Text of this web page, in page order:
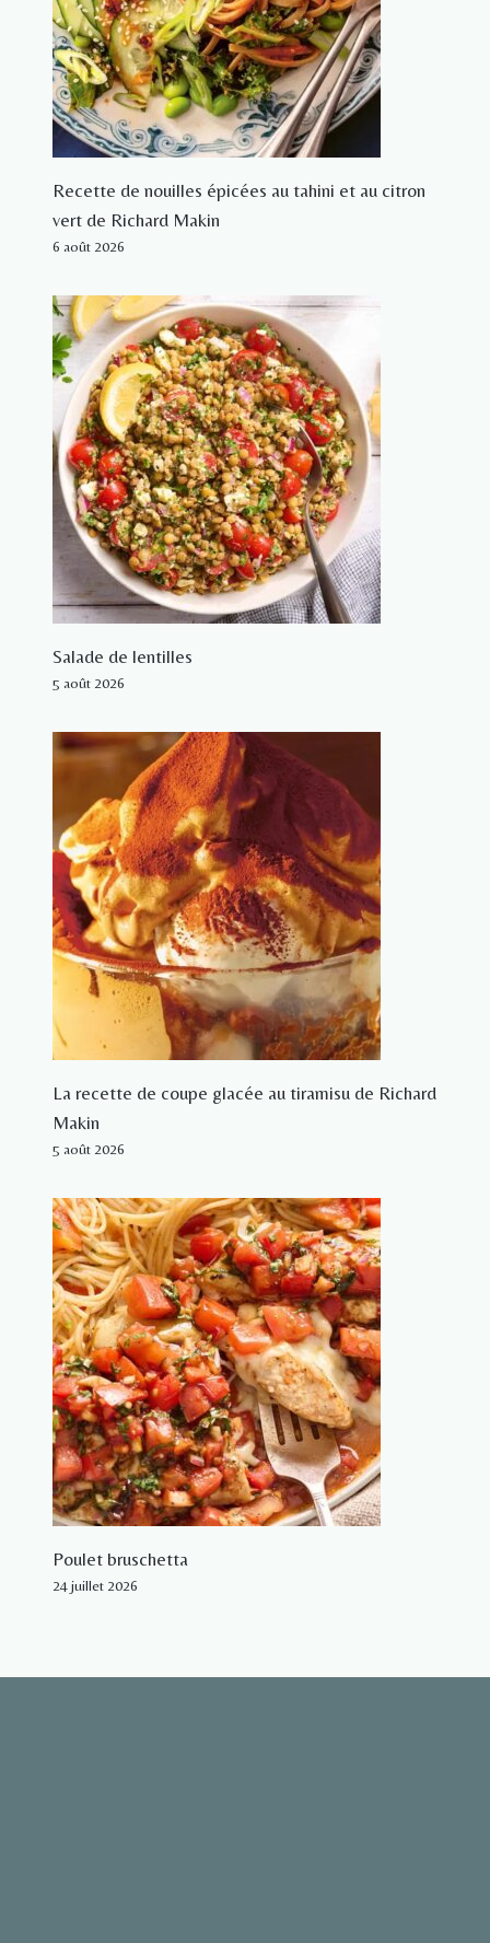
Recette de nouilles épicées au tahini et au citron
vert de Richard Makin
6 août 2026
Salade de lentilles
5 août 2026
La recette de coupe glacée au tiramisu de Richard
Makin
5 août 2026
Poulet bruschetta
24 juillet 2026